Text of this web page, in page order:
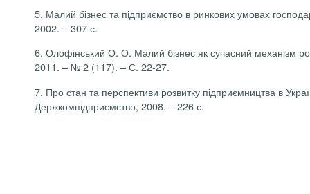
5. Малий бізнес та підприємство в ринкових умовах
2002. – 307 с.
6. Олофінський О. О. Малий бізнес як сучасний механізм
2011. – № 2 (117). – С. 22-27.
7. Про стан та перспективи розвитку підприємництва в
Держкомпідприємство, 2008. – 226 с.